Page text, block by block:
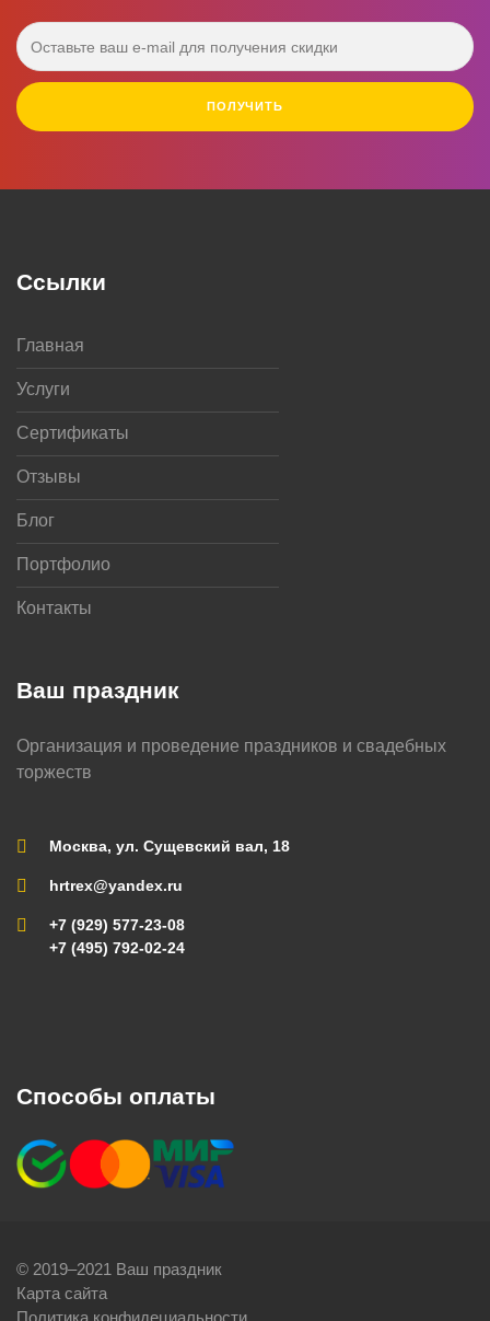
ПОЛУЧИТЬ
Ваш праздник
Организация и проведение праздников и свадебных
торжеств
Москва, ул. Сущевский вал, 18
hrtrex@yandex.ru
+7 (929) 577-23-08
+7 (495) 792-02-24
Ссылки
Главная
Услуги
Сертификаты
Отзывы
Блог
Портфолио
Контакты
Способы оплаты
© 2019–2021 Ваш праздник
Карта сайта